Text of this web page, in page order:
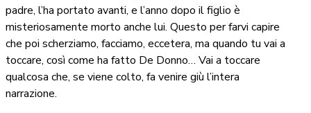
padre, l’ha portato avanti, e l’anno dopo il figlio è
misteriosamente morto anche lui. Questo per farvi capire
che poi scherziamo, facciamo, eccetera, ma quando tu vai a
toccare, così come ha fatto De Donno… Vai a toccare
qualcosa che, se viene colto, fa venire giù l’intera
narrazione.